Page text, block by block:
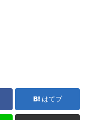
はてブ